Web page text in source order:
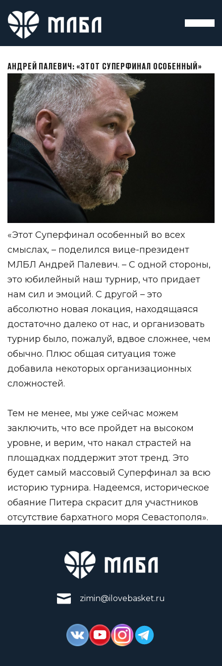
АНДРЕЙ ПАЛЕВИЧ: «ЭТОТ СУПЕРФИНАЛ ОСОБЕННЫЙ»
«Этот Суперфинал особенный во всех
смыслах, – поделился вице-президент
МЛБЛ Андрей Палевич. – С одной стороны,
это юбилейный наш турнир, что придает
нам сил и эмоций. С другой – это
абсолютно новая локация, находящаяся
достаточно далеко от нас, и организовать
турнир было, пожалуй, вдвое сложнее, чем
обычно. Плюс общая ситуация тоже
добавила некоторых организационных
сложностей.
Тем не менее, мы уже сейчас можем
заключить, что все пройдет на высоком
уровне, и верим, что накал страстей на
площадках поддержит этот тренд. Это
будет самый массовый Суперфинал за всю
историю турнира. Надеемся, историческое
обаяние Питера скрасит для участников
отсутствие бархатного моря Севастополя».
zimin@ilovebasket.ru